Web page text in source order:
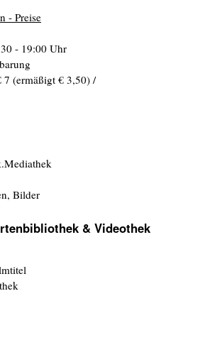
- Preise
- 19:00 Uhr
7 (ermäßigt € 3,50) /
Bilder
& Videothek